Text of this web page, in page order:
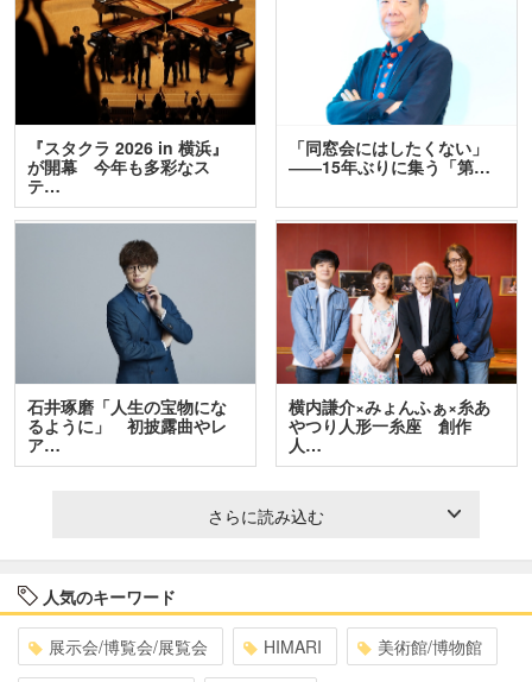
『スタクラ 2026 in 横浜』
が開幕 今年も多彩なス
テ…
「同窓会にはしたくない」
――15年ぶりに集う「第…
石井琢磨「人生の宝物にな
るように」 初披露曲やレ
ア…
横内謙介×みょんふぁ×糸あ
やつり人形一糸座 創作
人…
さらに読み込む
人気のキーワード
展示会/博覧会/展覧会 HIMARI 美術館/博物館